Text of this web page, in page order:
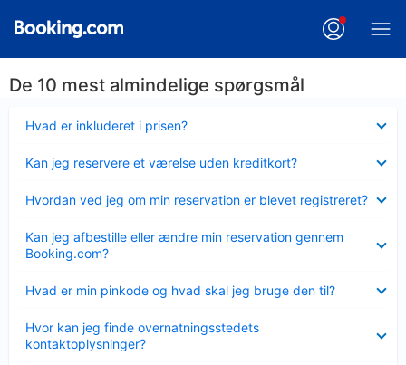
De 10 mest almindelige spørgsmål
Hvad er inkluderet i prisen?
Kan jeg reservere et værelse uden kreditkort?
Hvordan ved jeg om min reservation er blevet registreret?
Kan jeg afbestille eller ændre min reservation gennem
Booking.com?
Hvad er min pinkode og hvad skal jeg bruge den til?
Hvor kan jeg finde overnatningsstedets
kontaktoplysninger?